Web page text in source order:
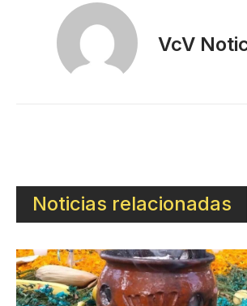
VcV
Noticias relacionadas